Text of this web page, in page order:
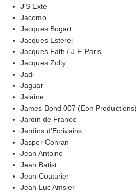
J'S Exte
Jacomo
Jacques Bogart
Jacques Esterel
Jacques Fath / J.F. Paris
Jacques Zolty
Jadi
Jaguar
Jalaine
James Bond 007 (Eon Productions)
Jardin de France
Jardins d'Ecrivains
Jasper Conran
Jean Antoine
Jean Batist
Jean Couturier
Jean Luc Amsler